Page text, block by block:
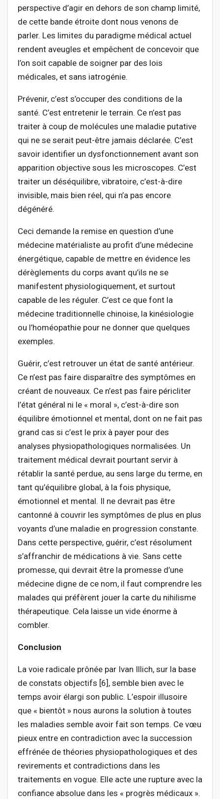
perspective d’agir en dehors de son champ limité,
de cette bande étroite dont nous venons de
parler. Les limites du paradigme médical actuel
rendent aveugles et empêchent de concevoir que
l’on soit capable de soigner par des lois
médicales, et sans iatrogénie.
Prévenir, c’est s’occuper des conditions de la
santé. C’est entretenir le terrain. Ce n’est pas
traiter à coup de molécules une maladie putative
qui ne se serait peut-être jamais déclarée. C’est
savoir identifier un dysfonctionnement avant son
apparition objective sous les microscopes. C’est
traiter un déséquilibre, vibratoire, c’est-à-dire
invisible, mais bien réel, qui n’a pas encore
dégénéré.
Ceci demande la remise en question d’une
médecine matérialiste au profit d’une médecine
énergétique, capable de mettre en évidence les
dérèglements du corps avant qu’ils ne se
manifestent physiologiquement, et surtout
capable de les réguler. C’est ce que font la
médecine traditionnelle chinoise, la kinésiologie
ou l’homéopathie pour ne donner que quelques
exemples.
Guérir, c’est retrouver un état de santé antérieur.
Ce n’est pas faire disparaître des symptômes en
créant de nouveaux. Ce n’est pas faire péricliter
l’état général ni le « moral », c’est-à-dire son
équilibre émotionnel et mental, dont on ne fait pas
grand cas si c’est le prix à payer pour des
analyses physiopathologiques normalisées. Un
traitement médical devrait pourtant servir à
rétablir la santé perdue, au sens large du terme, en
tant qu’équilibre global, à la fois physique,
émotionnel et mental. Il ne devrait pas être
cantonné à couvrir les symptômes de plus en plus
voyants d’une maladie en progression constante.
Dans cette perspective, guérir, c’est résolument
s’affranchir de médications à vie. Sans cette
promesse, qui devrait être la promesse d’une
médecine digne de ce nom, il faut comprendre les
malades qui préfèrent jouer la carte du nihilisme
thérapeutique. Cela laisse un vide énorme à
combler.
Conclusion
La voie radicale prônée par Ivan Illich, sur la base
de constats objectifs [6], semble bien avec le
temps avoir élargi son public. L’espoir illusoire
que « bientôt » nous aurons la solution à toutes
les maladies semble avoir fait son temps. Ce vœu
pieux entre en contradiction avec la succession
effrénée de théories physiopathologiques et des
revirements et contradictions dans les
traitements en vogue. Elle acte une rupture avec la
confiance absolue dans les « progrès médicaux ».